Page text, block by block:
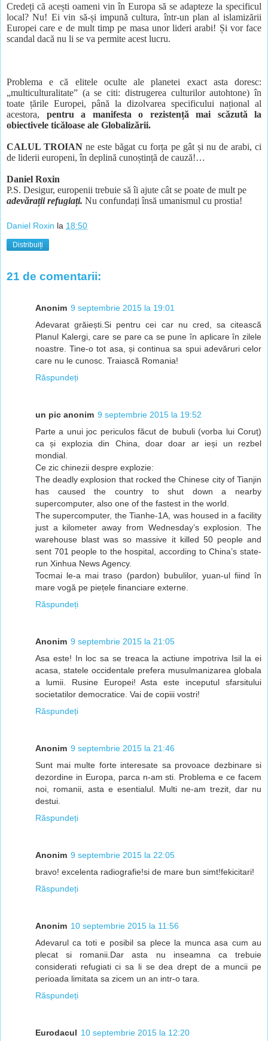
Credeți că acești oameni vin în Europa să se adapteze la specificul
local? Nu! Ei vin să-și impună cultura, într-un plan al islamizării
Europei care e de mult timp pe masa unor lideri arabi! Și vor face
scandal dacă nu li se va permite acest lucru.
Problema e că elitele oculte ale planetei exact asta doresc:
„multiculturalitate” (a se citi: distrugerea culturilor autohtone) în
toate țările Europei, până la dizolvarea specificului național al
acestora, pentru a manifesta o rezistență mai scăzută la
obiectivele ticăloase ale Globalizării.
CALUL TROIAN ne este băgat cu forța pe gât și nu de arabi, ci
de liderii europeni, în deplină cunoștință de cauză!…
Daniel Roxin
P.S. Desigur, europenii trebuie să îi ajute cât se poate de mult pe
adevărații refugiați. Nu confundați însă umanismul cu prostia!
Daniel Roxin la 18:50
Distribuiți
21 de comentarii:
Anonim 9 septembrie 2015 la 19:01
Adevarat grăiești.Si pentru cei car nu cred, sa citească
Planul Kalergi, care se pare ca se pune în aplicare în zilele
noastre. Tine-o tot asa, și continua sa spui adevăruri celor
care nu le cunosc. Traiască Romania!
Răspundeți
un pic anonim 9 septembrie 2015 la 19:52
Parte a unui joc periculos făcut de bubuli (vorba lui Coruț)
ca și explozia din China, doar doar ar ieși un rezbel
mondial.
Ce zic chinezii despre explozie:
The deadly explosion that rocked the Chinese city of Tianjin
has caused the country to shut down a nearby
supercomputer, also one of the fastest in the world.
The supercomputer, the Tianhe-1A, was housed in a facility
just a kilometer away from Wednesday’s explosion. The
warehouse blast was so massive it killed 50 people and
sent 701 people to the hospital, according to China’s state-
run Xinhua News Agency.
Tocmai le-a mai traso (pardon) bubulilor, yuan-ul fiind în
mare vogă pe piețele financiare externe.
Răspundeți
Anonim 9 septembrie 2015 la 21:05
Asa este! In loc sa se treaca la actiune impotriva Isil la ei
acasa, statele occidentale prefera musulmanizarea globala
a lumii. Rusine Europei! Asta este inceputul sfarsitului
societatilor democratice. Vai de copiii vostri!
Răspundeți
Anonim 9 septembrie 2015 la 21:46
Sunt mai multe forte interesate sa provoace dezbinare si
dezordine in Europa, parca n-am sti. Problema e ce facem
noi, romanii, asta e esentialul. Multi ne-am trezit, dar nu
destui.
Răspundeți
Anonim 9 septembrie 2015 la 22:05
bravo! excelenta radiografie!si de mare bun simt!fekicitari!
Răspundeți
Anonim 10 septembrie 2015 la 11:56
Adevarul ca toti e posibil sa plece la munca asa cum au
plecat si romanii.Dar asta nu inseamna ca trebuie
considerati refugiati ci sa li se dea drept de a muncii pe
perioada limitata sa zicem un an intr-o tara.
Răspundeți
Eurodacul 10 septembrie 2015 la 12:20